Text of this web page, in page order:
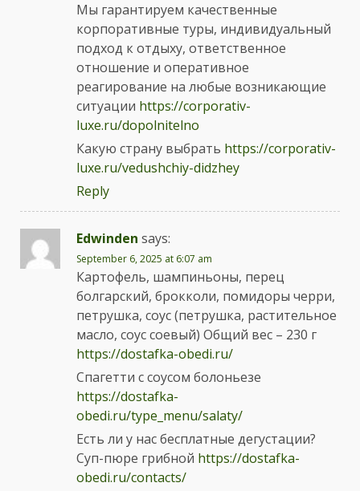
Мы гарантируем качественные
корпоративные туры, индивидуальный
подход к отдыху, ответственное
отношение и оперативное
реагирование на любые возникающие
ситуации https://corporativ-
luxe.ru/dopolnitelno
Какую страну выбрать https://corporativ-
luxe.ru/vedushchiy-didzhey
Reply
Edwinden says:
September 6, 2025 at 6:07 am
Картофель, шампиньоны, перец
болгарский, брокколи, помидоры черри,
петрушка, соус (петрушка, растительное
масло, соус соевый) Общий вес – 230 г
https://dostafka-obedi.ru/
Спагетти с соусом болоньезе
https://dostafka-
obedi.ru/type_menu/salaty/
Есть ли у нас бесплатные дегустации?
Суп-пюре грибной https://dostafka-
obedi.ru/contacts/